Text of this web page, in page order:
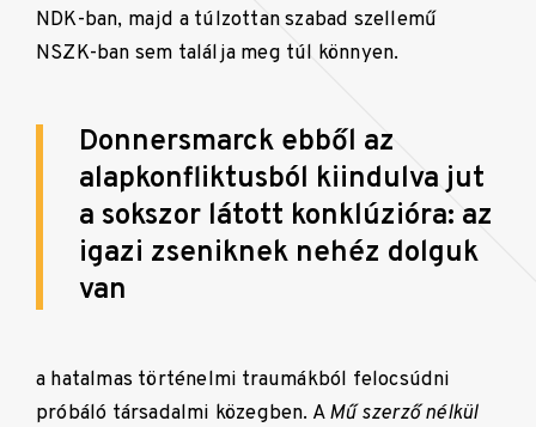
NDK-ban, majd a túlzottan szabad szellemű
NSZK-ban sem találja meg túl könnyen.
Donnersmarck ebből az
alapkonfliktusból kiindulva jut
a sokszor látott konklúzióra: az
igazi zseniknek nehéz dolguk
van
a hatalmas történelmi traumákból felocsúdni
próbáló társadalmi közegben. AMű szerző nélkül